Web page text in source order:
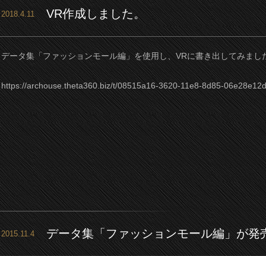
2018.4.11 VR作成しました。
データ集「ファッションモール編」を使用し、VRに書き出してみまし
https://archouse.theta360.biz/t/08515a16-3620-11e8-8d85-
2015.11.4 データ集「ファッションモール編」が発